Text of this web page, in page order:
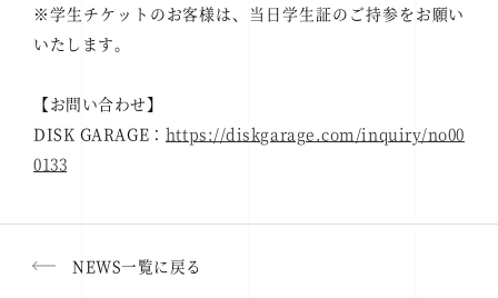
※学生チケットのお客様は、当日学生証のご持参をお願い
いたします。
【お問い合わせ】
DISK GARAGE： https://diskgarage.com/inquiry/no00
0133
NEWS一覧に戻る